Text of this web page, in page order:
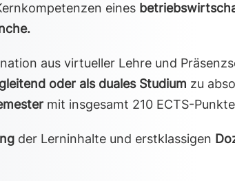
eines
aus virtueller Lehre und
oder als duales Studium zu
mit insgesamt 210 ECTS-
der Lerninhalte und erstklassigen